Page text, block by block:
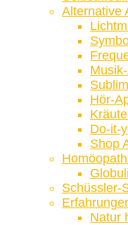
Alternative
Hör-
Do-it-
Shop
Schüssler-
Natur